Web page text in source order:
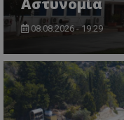
08.08.2026 - 19:29